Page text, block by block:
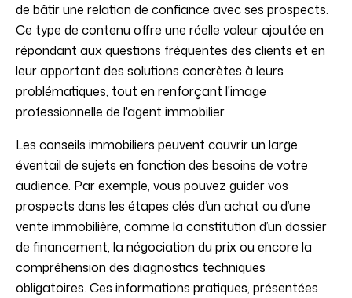
de bâtir une relation de confiance avec ses prospects.
Ce type de contenu offre une réelle valeur ajoutée en
répondant aux questions fréquentes des clients et en
leur apportant des solutions concrètes à leurs
problématiques, tout en renforçant l'image
professionnelle de l'agent immobilier.
Les conseils immobiliers peuvent couvrir un large
éventail de sujets en fonction des besoins de votre
audience. Par exemple, vous pouvez guider vos
prospects dans les étapes clés d’un achat ou d’une
vente immobilière, comme la constitution d’un dossier
de financement, la négociation du prix ou encore la
compréhension des diagnostics techniques
obligatoires. Ces informations pratiques, présentées